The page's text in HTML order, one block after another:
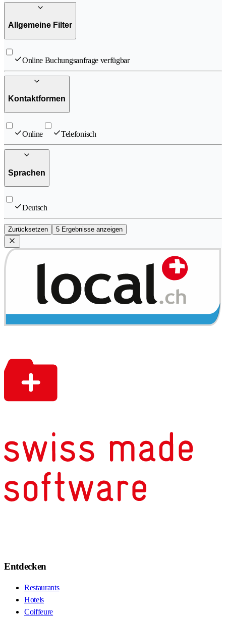
Allgemeine Filter
Online Buchungsanfrage verfügbar
Kontaktformen
Online Telefonisch
Sprachen
Deutsch
Zurücksetzen 5 Ergebnisse anzeigen
Entdecken
Restaurants
Hotels
Coiffeure